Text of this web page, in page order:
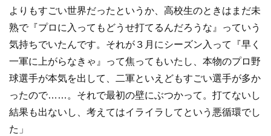
よりもすごい世界だったというか、高校生のときはまだ未
熟で『プロに入ってもどうせ打てるんだろうな』っていう
気持ちでいたんです。それが３月にシーズン入って『早く
一軍に上がらなきゃ』って焦ってもいたし、本物のプロ野
球選手が本気を出して、二軍といえどもすごい選手が多か
ったので……。それで最初の壁にぶつかって。打てないし
結果も出ないし、考えてはイライラしてという悪循環でし
た」